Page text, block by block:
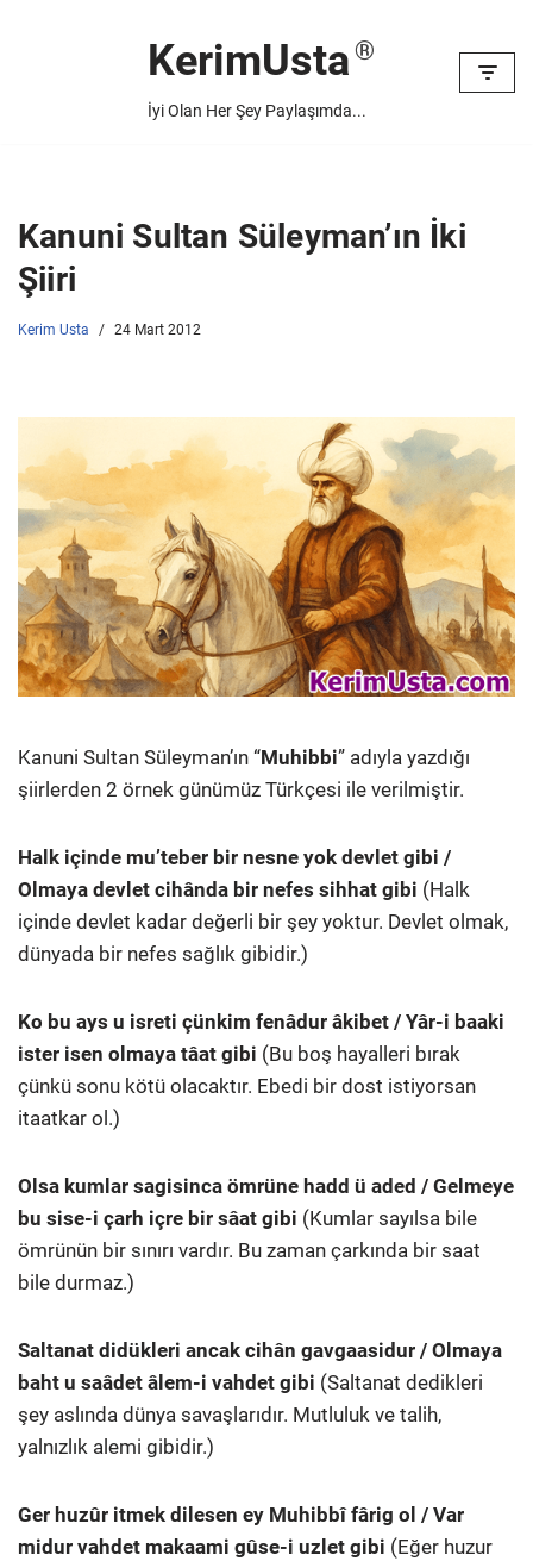
KerimUsta
İyi Olan Her Şey Paylaşımda...
Kanuni Sultan Süleyman’ın İki
Şiiri
Kerim Usta 24 Mart 2012
Kanuni Sultan Süleyman’ın “Muhibbi” adıyla yazdığı
şiirlerden 2 örnek günümüz Türkçesi ile verilmiştir.
Halk içinde mu’teber bir nesne yok devlet gibi /
Olmaya devlet cihânda bir nefes sihhat gibi (Halk
içinde devlet kadar değerli bir şey yoktur. Devlet olmak,
dünyada bir nefes sağlık gibidir.)
Ko bu ays u isreti çünkim fenâdur âkibet / Yâr-i baaki
ister isen olmaya tâat gibi (Bu boş hayalleri bırak
çünkü sonu kötü olacaktır. Ebedi bir dost istiyorsan
itaatkar ol.)
Olsa kumlar sagisinca ömrüne hadd ü aded / Gelmeye
bu sise-i çarh içre bir sâat gibi (Kumlar sayılsa bile
ömrünün bir sınırı vardır. Bu zaman çarkında bir saat
bile durmaz.)
Saltanat didükleri ancak cihân gavgaasidur / Olmaya
baht u saâdet âlem-i vahdet gibi (Saltanat dedikleri
şey aslında dünya savaşlarıdır. Mutluluk ve talih,
yalnızlık alemi gibidir.)
Ger huzûr itmek dilesen ey Muhibbî fârig ol / Var
midur vahdet makaami gûse-i uzlet gibi (Eğer huzur